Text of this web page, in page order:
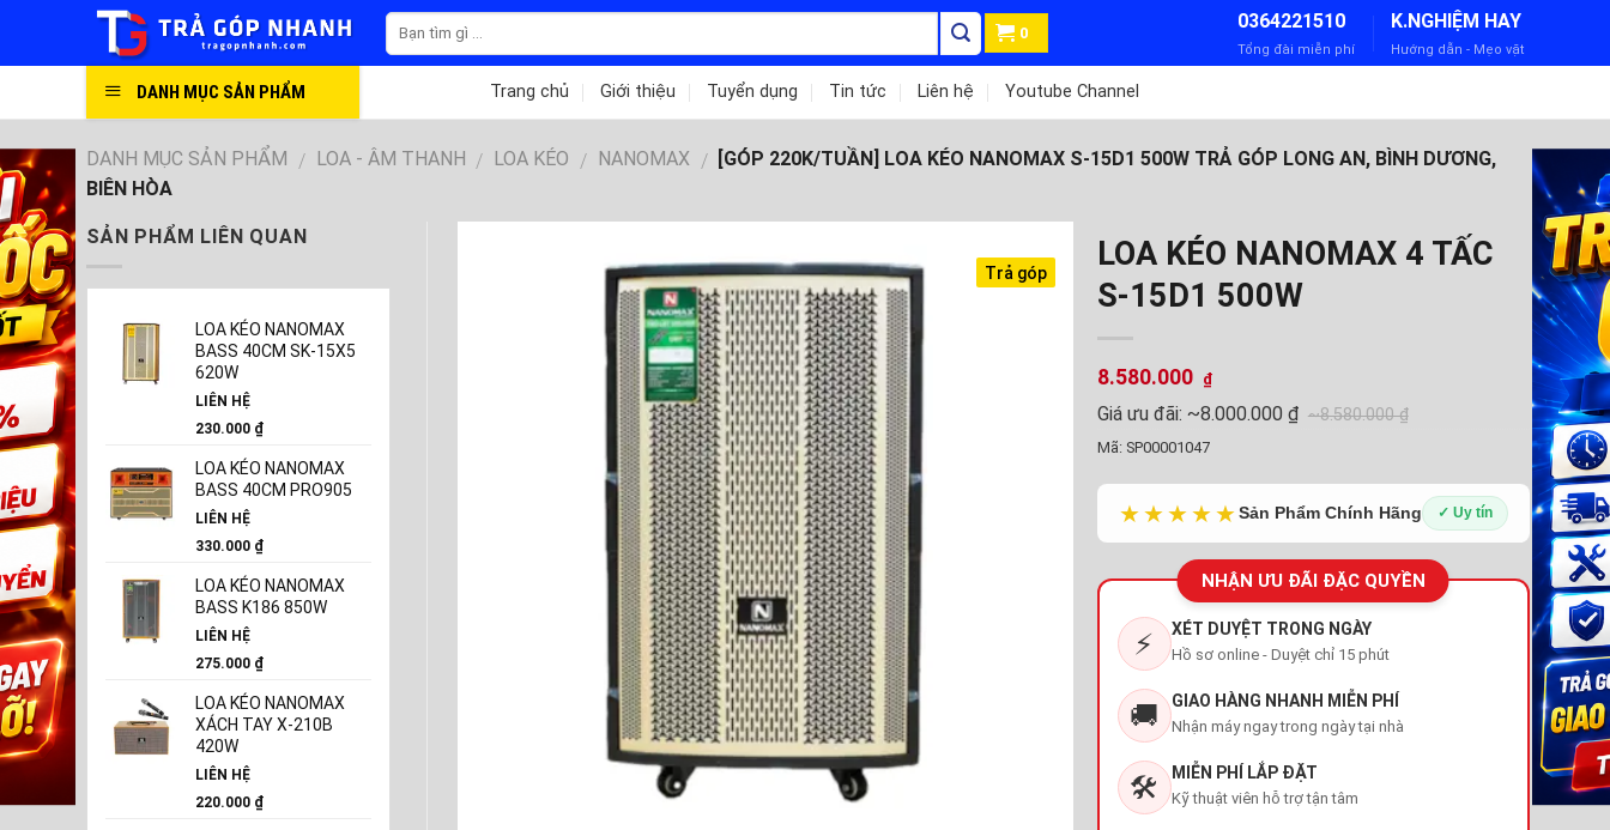
0
0364221510
Tổng đài miễn phí
K.NGHIỆM HAY
Hướng dẫn - Mẹo vặt
DANH MỤC SẢN PHẨM Trang chủ Giới thiệu Tuyển dụng Tin tức Liên hệ Youtube Channel
DANH MỤC SẢN PHẨM / LOA - ÂM THANH / LOA KÉO / NANOMAX /
[GÓP 220K/TUẦN] LOA KÉO NANOMAX S-15D1 500W TRẢ GÓP LONG AN, BÌNH DƯƠNG,
BIÊN HÒA
Trả góp
LOA KÉO NANOMAX 4 TẤC
S-15D1 500W
8.580.000 ₫
Giá ưu đãi: ~8.000.000 ₫ ~8.580.000 ₫
Mã: SP00001047
★★★★★Sản Phẩm Chính Hãng ✓ Uy tín
NHẬN ƯU ĐÃI ĐẶC QUYỀN
⚡ XÉT DUYỆT TRONG NGÀY
Hồ sơ online - Duyệt chỉ 15 phút
🚚 GIAO HÀNG NHANH MIỄN PHÍ
Nhận máy ngay trong ngày tại nhà
🛠️ MIỄN PHÍ LẮP ĐẶT
Kỹ thuật viên hỗ trợ tận tâm
SẢN PHẨM LIÊN QUAN
LOA KÉO NANOMAX
BASS 40CM SK-15X5
620W
LIÊN HỆ
230.000 ₫
LOA KÉO NANOMAX
BASS 40CM PRO905
LIÊN HỆ
330.000 ₫
LOA KÉO NANOMAX
BASS K186 850W
LIÊN HỆ
275.000 ₫
LOA KÉO NANOMAX
XÁCH TAY X-210B
420W
LIÊN HỆ
220.000 ₫